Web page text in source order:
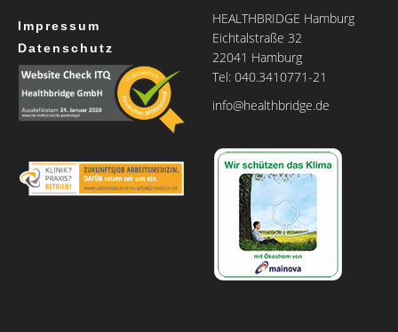
Impressum
Datenschutz
HEALTHBRIDGE Hamburg
Eichtalstraße 32
22041 Hamburg
Tel: 040.3410771-21
info@healthbridge.de